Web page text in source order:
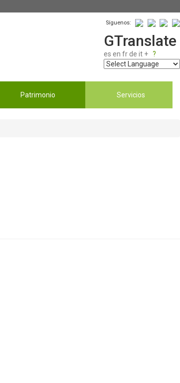
Síguenos:
GTranslate
es en fr de it + ?
Patrimonio Servicios